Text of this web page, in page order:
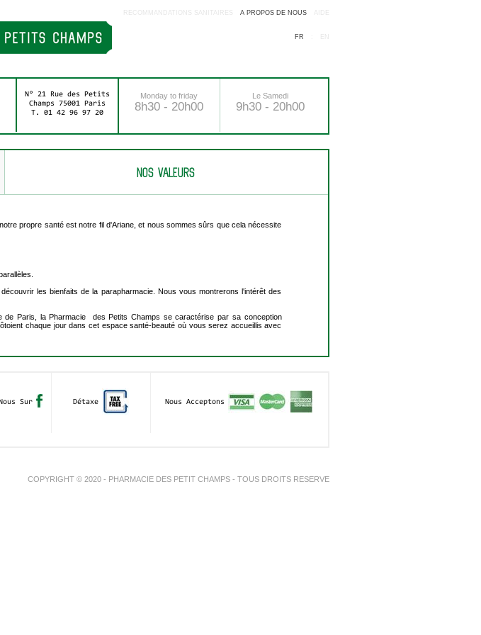
RECOMMANDATIONS SANITAIRES A PROPOS DE NOUS
FR
N° 21 Rue des Petits
Champs 75001 Paris
T. 01 42 96 97 20
Monday to friday
8h30 - 20h00
Le Samedi
9h30 - 20h00
NOS VALEURS
propre santé est notre fil d'Ariane, et nous sommes sûrs que cela nécessite
les bienfaits de la parapharmacie. Nous vous montrerons l'intérêt des
de Paris, la Pharmacie des Petits Champs se caractérise par sa conception
chaque jour dans cet espace santé-beauté où vous serez accueillis avec
Sur Détaxe Nous Acceptons
COPYRIGHT © 2020 - PHARMACIE DES PETIT CHAMPS - TOUS DROITS RESERVE